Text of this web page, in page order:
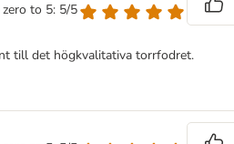
to 5: 5/5
till det högkvalitativa torrfodret.